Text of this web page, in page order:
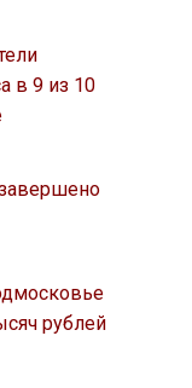
в 9 из 10
рублей